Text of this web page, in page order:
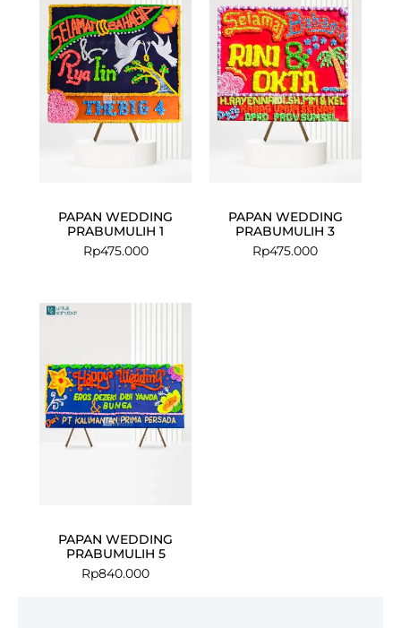
PAPAN WEDDING
PRABUMULIH 1
Rp475.000
PAPAN WEDDING
PRABUMULIH 3
Rp475.000
PAPAN WEDDING
PRABUMULIH 5
Rp840.000